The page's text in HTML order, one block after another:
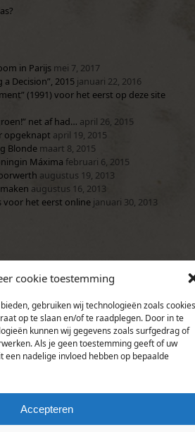
cookie toestemming
gebruiken wij technologieën zoals cookies
op te slaan en/of te raadplegen. Door in te
kunnen wij gegevens zoals surfgedrag of
Als je geen toestemming geeft of uw
een nadelige invloed hebben op bepaalde
Accepteren
in Parijs mei 7, 2017
Decision”, 2015 januari 22, 2016
(1991) voor het eerst op deze site
net af had… april 26, 2015
opgeknapt april 19, 2015
Blonde maart 8, 2015
Máxima februari 6, 2015
augustus 19, 2013
augustus 16, 2013
voor het eerst online januari 30, 2013